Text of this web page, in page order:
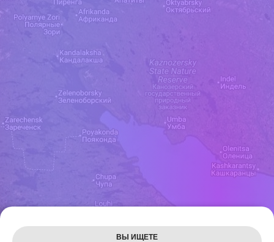
Leaflet
ВЫ ИЩЕТЕ